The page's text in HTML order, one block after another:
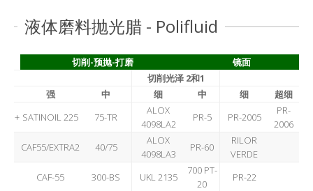
液体磨料抛光腊 - Polifluid
切削-预抛-打磨
镜面
切削光泽 2和1
强
中 细 中 细
超细
+ SATINOIL 225 75-TR
ALOX
4098LA2
PR-5 PR-2005
PR-
2006
CAF55/EXTRA2
40/75
ALOX
4098LA3
PR-60
RILOR
VERDE
CAF-55
300-BS UKL 2135
700 PT-
20
PR-22